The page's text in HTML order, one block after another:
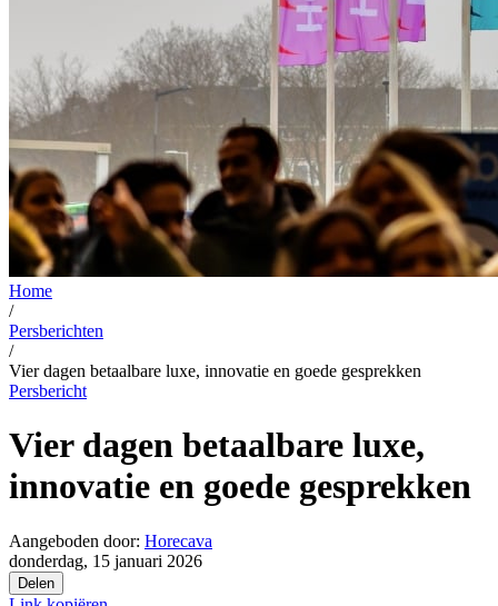
Home
/
Persberichten
/
Vier dagen betaalbare luxe, innovatie en goede gesprekken
Persbericht
Vier dagen betaalbare luxe,
innovatie en goede gesprekken
Aangeboden door: Horecava
donderdag, 15 januari 2026
Delen